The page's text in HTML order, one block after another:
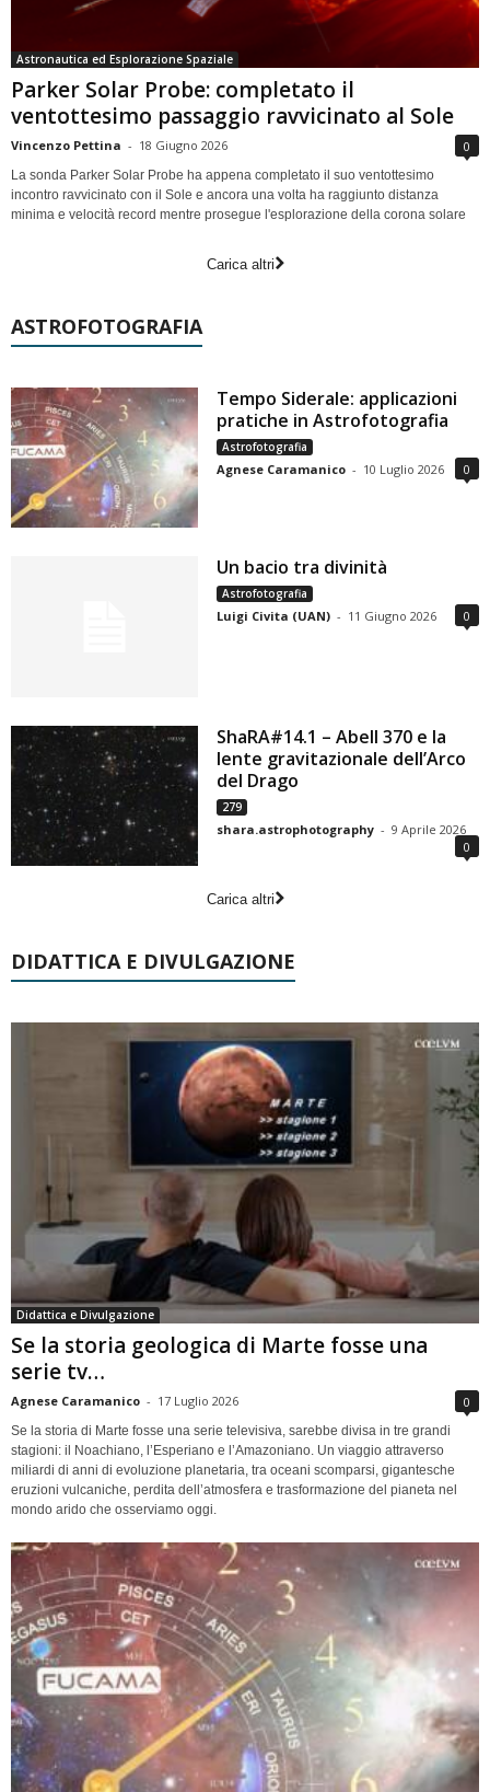
Astronautica ed Esplorazione Spaziale
Parker Solar Probe: completato il
ventottesimo passaggio ravvicinato al Sole
Vincenzo Pettina - 18 Giugno 2026 0
La sonda Parker Solar Probe ha appena completato il suo ventottesimo
incontro ravvicinato con il Sole e ancora una volta ha raggiunto distanza
minima e velocità record mentre prosegue l'esplorazione della corona solare
Carica altri
ASTROFOTOGRAFIA
Tempo Siderale: applicazioni
pratiche in Astrofotografia
Astrofotografia
Agnese Caramanico - 10 Luglio 2026 0
Un bacio tra divinità
Astrofotografia
Luigi Civita (UAN) - 11 Giugno 2026 0
ShaRA#14.1 – Abell 370 e la
lente gravitazionale dell’Arco
del Drago
279
shara.astrophotography - 9 Aprile 2026
0
Carica altri
DIDATTICA E DIVULGAZIONE
Didattica e Divulgazione
Se la storia geologica di Marte fosse una
serie tv…
Agnese Caramanico - 17 Luglio 2026 0
Se la storia di Marte fosse una serie televisiva, sarebbe divisa in tre grandi
stagioni: il Noachiano, l’Esperiano e l’Amazoniano. Un viaggio attraverso
miliardi di anni di evoluzione planetaria, tra oceani scomparsi, gigantesche
eruzioni vulcaniche, perdita dell’atmosfera e trasformazione del pianeta nel
mondo arido che osserviamo oggi.